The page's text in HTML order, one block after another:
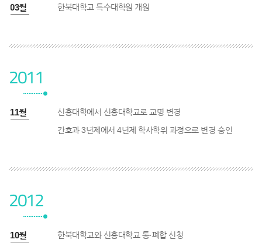
03월 한북대학교 특수대학원 개원
2011
11월
신흥대학에서 신흥대학교로 교명 변경
간호과 3년제에서 4년제 학사학위 과정으로 변경 승인
2012
10월 한북대학교와 신흥대학교 통·폐합 신청